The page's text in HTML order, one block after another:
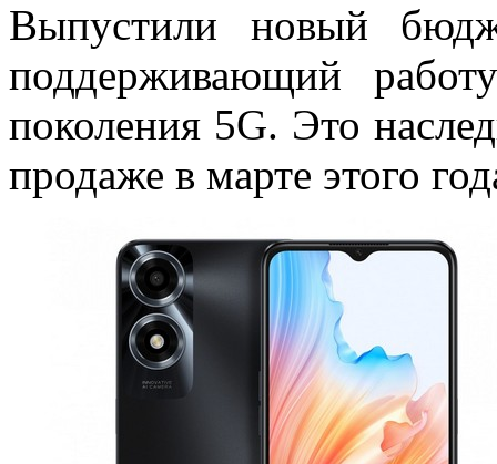
Выпустили новый
поддерживающий
поколения 5G. Это
продаже в марте этого